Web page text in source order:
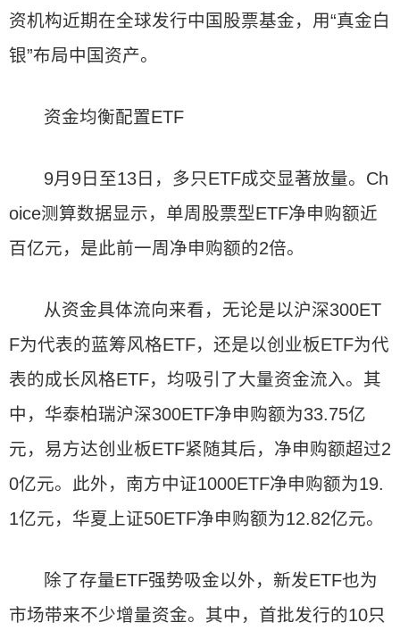
资机构近期在全球发行中国股票基金，用“真金白
银”布局中国资产。
资金均衡配置ETF
9月9日至13日，多只ETF成交显著放量。Ch
oice测算数据显示，单周股票型ETF净申购额近
百亿元，是此前一周净申购额的2倍。
从资金具体流向来看，无论是以沪深300ET
F为代表的蓝筹风格ETF，还是以创业板ETF为代
表的成长风格ETF，均吸引了大量资金流入。其
中，华泰柏瑞沪深300ETF净申购额为33.75亿
元，易方达创业板ETF紧随其后，净申购额超过2
0亿元。此外，南方中证1000ETF净申购额为19.
1亿元，华夏上证50ETF净申购额为12.82亿元。
除了存量ETF强势吸金以外，新发ETF也为
市场带来不少增量资金。其中，首批发行的10只